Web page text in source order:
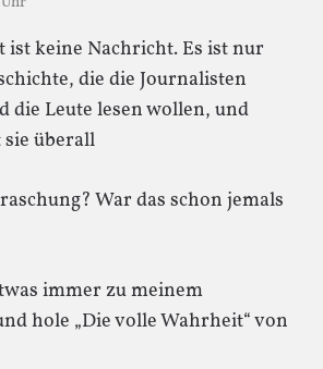
ist keine Nachricht. Es ist nur
die die Journalisten
die Leute lesen wollen, und
überall
War das schon jemals
immer zu meinem
hole „Die volle Wahrheit“ von